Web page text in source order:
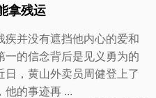
拿残运
并没有遮挡他内心的爱和
一的信念背后是见义勇为的
日，黄山外卖员周健登上了
他的事迹再 ...